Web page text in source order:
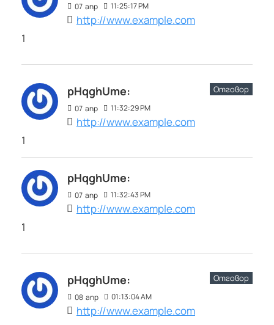
07 апр 11:25:17 PM
http://www.example.com
1
pHqghUme:
07 апр 11:32:29 PM
http://www.example.com
Отговор
1
pHqghUme:
07 апр 11:32:43 PM
http://www.example.com
1
pHqghUme:
08 апр 01:13:04 AM
http://www.example.com
Отговор